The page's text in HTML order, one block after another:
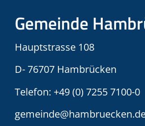
Gemeinde
Hauptstrasse 108
D- 76707 Hambrücken
Telefon: +49 (0) 7255 7100-0